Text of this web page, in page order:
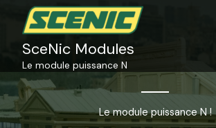
contenuSceNic Modules
Le module puissance N
Le module puissance N !